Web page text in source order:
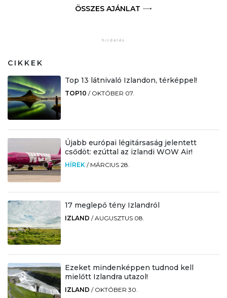
ÖSSZES AJÁNLAT
CIKKEK
Top 13 látnivaló Izlandon, térképpel!
TOP10 / OKTÓBER 07.
Újabb európai légitársaság jelentett
csődöt: ezúttal az izlandi WOW Air!
HÍREK / MÁRCIUS 28.
17 meglepő tény Izlandról
IZLAND /AUGUSZTUS 08.
Ezeket mindenképpen tudnod kell
mielőtt Izlandra utazol!
IZLAND / OKTÓBER 30.